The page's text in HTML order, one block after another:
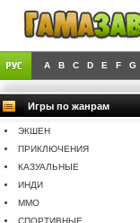
A B C D E F G
Игры по жанрам
ЭКШЕН
ПРИКЛЮЧЕНИЯ
КАЗУАЛЬНЫЕ
ИНДИ
MMO
СПОРТИВНЫЕ